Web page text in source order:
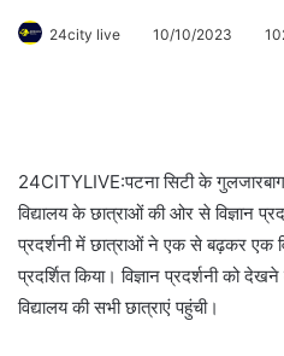
24city live 10/10/2023
24CITYLIVE:पटना सिटी के गुलजारबाग
विद्यालय के छात्राओं की ओर से विज्ञान
प्रदर्शनी में छात्राओं ने एक से बढ़कर एक
प्रदर्शित किया। विज्ञान प्रदर्शनी को
विद्यालय की सभी छात्राएं पहुंची।